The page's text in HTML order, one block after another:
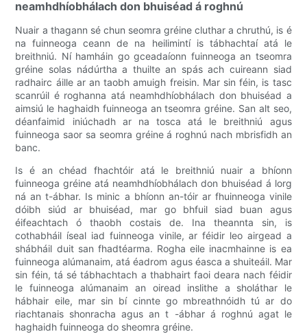
neamhdhíobhálach don bhuiséad á roghnú
Nuair a thagann sé chun seomra gréine cluthar a chruthú, is é
na fuinneoga ceann de na heilimintí is tábhachtaí atá le
breithniú. Ní hamháin go gceadaíonn fuinneoga an tseomra
gréine solas nádúrtha a thuilte an spás ach cuireann siad
radhairc áille ar an taobh amuigh freisin. Mar sin féin, is tasc
scanrúil é roghanna atá neamhdhíobhálach don bhuiséad a
aimsiú le haghaidh fuinneoga an tseomra gréine. San alt seo,
déanfaimid iniúchadh ar na tosca atá le breithniú agus
fuinneoga saor sa seomra gréine á roghnú nach mbrisfidh an
banc.
Is é an chéad fhachtóir atá le breithniú nuair a bhíonn
fuinneoga gréine atá neamhdhíobhálach don bhuiséad á lorg
ná an t-ábhar. Is minic a bhíonn an-tóir ar fhuinneoga vinile
dóibh siúd ar bhuiséad, mar go bhfuil siad buan agus
éifeachtach ó thaobh costais de. Ina theannta sin, is
cothabháil íseal iad fuinneoga vinile, ar féidir leo airgead a
shábháil duit san fhadtéarma. Rogha eile inacmhainne is ea
fuinneoga alúmanaim, atá éadrom agus éasca a shuiteáil. Mar
sin féin, tá sé tábhachtach a thabhairt faoi deara nach féidir
le fuinneoga alúmanaim an oiread inslithe a sholáthar le
hábhair eile, mar sin bí cinnte go mbreathnóidh tú ar do
riachtanais shonracha agus an t -ábhar á roghnú agat le
haghaidh fuinneoga do sheomra gréine.